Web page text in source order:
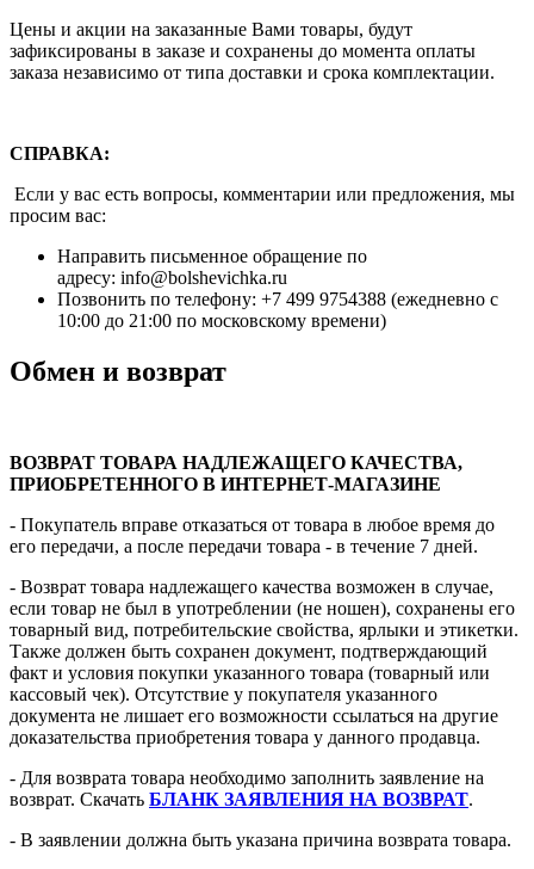
Цены и акции на заказанные Вами товары, будут
зафиксированы в заказе и сохранены до момента оплаты
заказа независимо от типа доставки и срока комплектации.
СПРАВКА:
Если у вас есть вопросы, комментарии или предложения, мы
просим вас:
Направить письменное обращение по
адресу: info@bolshevichka.ru
Позвонить по телефону: +7 499 9754388 (ежедневно с
10:00 до 21:00 по московскому времени)
Обмен и возврат
ВОЗВРАТ ТОВАРА НАДЛЕЖАЩЕГО КАЧЕСТВА,
ПРИОБРЕТЕННОГО В ИНТЕРНЕТ-МАГАЗИНЕ
- Покупатель вправе отказаться от товара в любое время до
его передачи, а после передачи товара - в течение 7 дней.
- Возврат товара надлежащего качества возможен в случае,
если товар не был в употреблении (не ношен), сохранены его
товарный вид, потребительские свойства, ярлыки и этикетки.
Также должен быть сохранен документ, подтверждающий
факт и условия покупки указанного товара (товарный или
кассовый чек). Отсутствие у покупателя указанного
документа не лишает его возможности ссылаться на другие
доказательства приобретения товара у данного продавца.
- Для возврата товара необходимо заполнить заявление на
возврат. Скачать БЛАНК ЗАЯВЛЕНИЯ НА ВОЗВРАТ.
- В заявлении должна быть указана причина возврата товара.